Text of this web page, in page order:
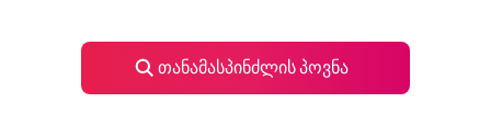
თანამასპინძლის პოვნა